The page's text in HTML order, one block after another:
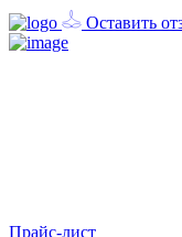
Оставить
Прайс-лист